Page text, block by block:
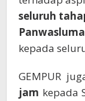
seluruh
Panwasluma
kepada
GEMPUR
jam kepada